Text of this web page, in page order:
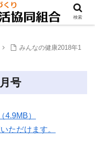
みんなの健康2018年1
号
4.9MB）
ただけます。
検索